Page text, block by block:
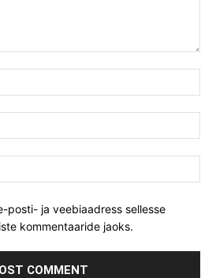
posti- ja veebiaadress sellesse
kommentaaride jaoks.